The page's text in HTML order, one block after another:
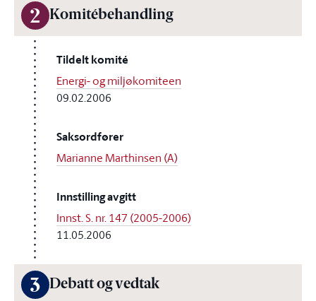
2 Komitébehandling
Tildelt komité
Energi- og miljøkomiteen
09.02.2006
Saksordfører
Marianne Marthinsen (A)
Innstilling avgitt
Innst. S. nr. 147 (2005-2006)
11.05.2006
3 Debatt og vedtak